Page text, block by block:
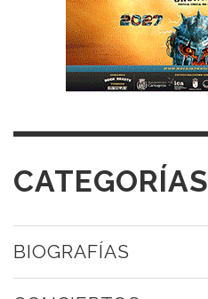
CATEGORÍAS
BIOGRAFÍAS